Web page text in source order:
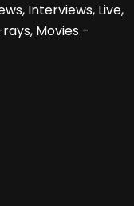
Interviews, Live,
rays, Movies -